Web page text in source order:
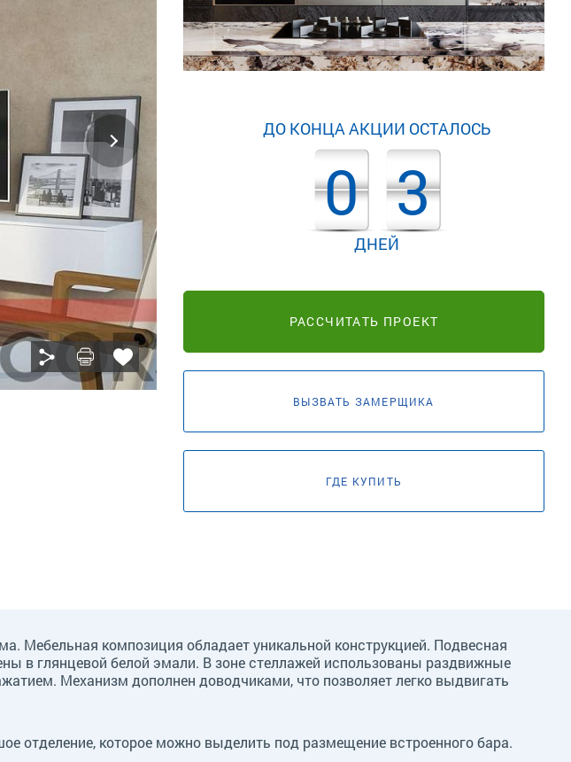
ДО КОНЦА АКЦИИ ОСТАЛОСЬ
0 3
ДНЕЙ
РАССЧИТАТЬ ПРОЕКТ
ВЫЗВАТЬ ЗАМЕРЩИКА
ГДЕ КУПИТЬ
Мебельная композиция обладает уникальной конструкцией. Подвесная
в глянцевой белой эмали. В зоне стеллажей использованы раздвижные
Механизм дополнен доводчиками, что позволяет легко выдвигать
отделение, которое можно выделить под размещение встроенного бара.